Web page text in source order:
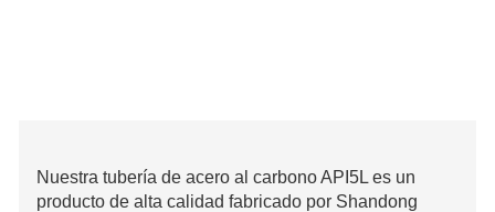
Nuestra tubería de acero al carbono API5L es un
producto de alta calidad fabricado por Shandong